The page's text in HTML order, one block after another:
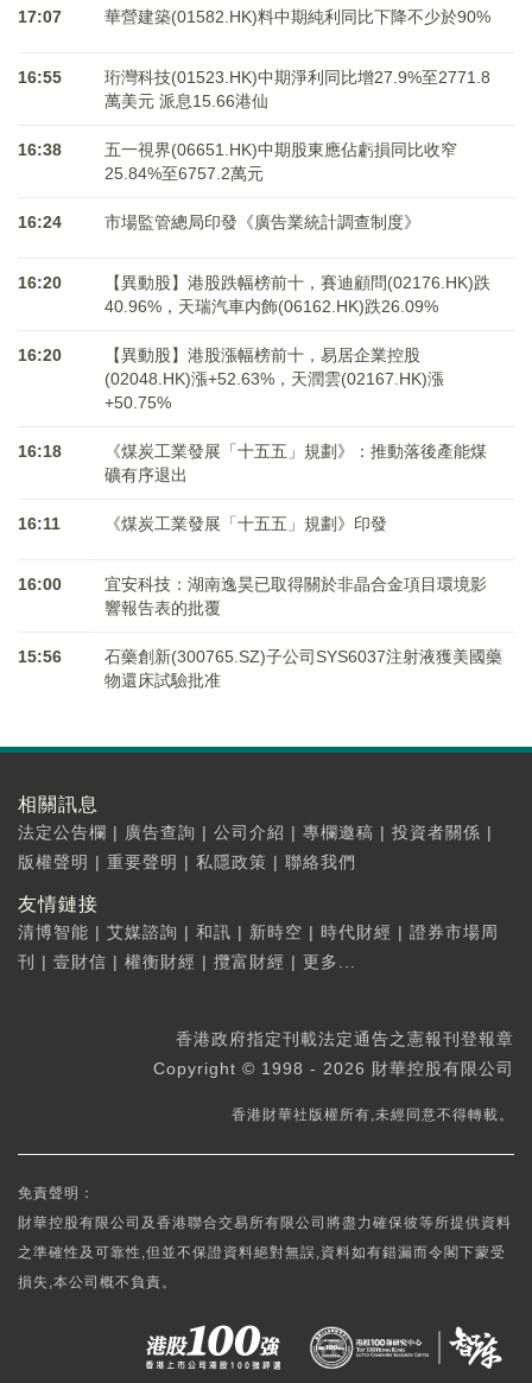
17:07 華營建築(01582.HK)料中期純利同比下降不少於90%
16:55
珩灣科技(01523.HK)中期淨利同比增27.9%至2771.8
萬美元 派息15.66港仙
16:38
五一視界(06651.HK)中期股東應佔虧損同比收窄
25.84%至6757.2萬元
16:24 市場監管總局印發《廣告業統計調查制度》
16:20
【異動股】港股跌幅榜前十，賽迪顧問(02176.HK)跌
40.96%，天瑞汽車内飾(06162.HK)跌26.09%
16:20
【異動股】港股漲幅榜前十，易居企業控股
(02048.HK)漲+52.63%，天潤雲(02167.HK)漲
+50.75%
16:18
《煤炭工業發展「十五五」規劃》：推動落後產能煤
礦有序退出
16:11 《煤炭工業發展「十五五」規劃》印發
16:00
宜安科技：湖南逸昊已取得關於非晶合金項目環境影
響報告表的批覆
15:56
石藥創新(300765.SZ)子公司SYS6037注射液獲美國藥
物還床試驗批准
相關訊息
法定公告欄 | 廣告查詢 | 公司介紹 | 專欄邀稿 | 投資者關係 |
版權聲明 | 重要聲明 | 私隱政策 | 聯絡我們
友情鏈接
清博智能 | 艾媒諮詢 | 和訊 | 新時空 | 時代財經 | 證券市場周
刊
| 壹財信 | 權衡財經 | 攬富財經 | 更多...
香港政府指定刊載法定通告之憲報刊登報章
Copyright © 1998 - 2026 財華控股有限公司
香港財華社版權所有,未經同意不得轉載。
免責聲明：
財華控股有限公司及香港聯合交易所有限公司將盡力確保彼等所提供資料
之準確性及可靠性,但並不保證資料絕對無誤,資料如有錯漏而令閣下蒙受
損失,本公司概不負責。